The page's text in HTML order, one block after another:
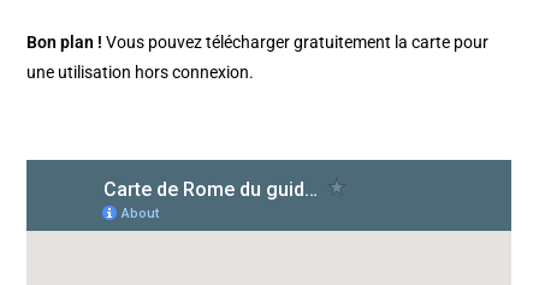
Bon plan ! Vous pouvez télécharger gratuitement la carte pour
une utilisation hors connexion.